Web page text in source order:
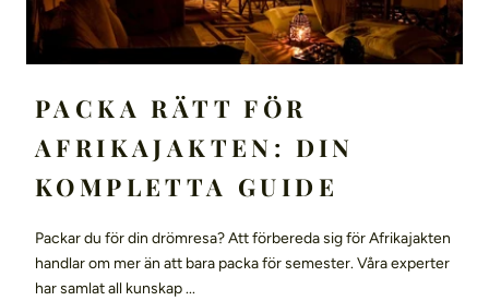
PACKA RÄTT FÖR
AFRIKAJAKTEN: DIN
KOMPLETTA GUIDE
Packar du för din drömresa? Att förbereda sig för Afrikajakten
handlar om mer än att bara packa för semester. Våra experter
har samlat all kunskap ...